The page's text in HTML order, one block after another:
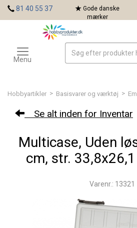
Hobbyartikler > Basisvarer og værktøj >
Se alt inden for Inventar
Multicase, Uden
cm, str.
Varenr.: 13321
81 40 55 37
Gode danske
mærker
Toggle
navigation
Menu
Mærker